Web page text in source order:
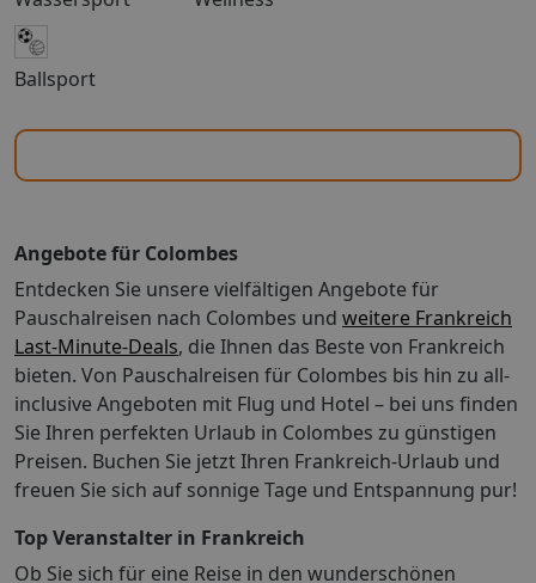
eine Klimaanlage garantiert. Gemütlich schlafen können
die Gäste auf einem Doppelbett. Kinderbetten für die
jüngsten Gäste sind ebenso vorhanden. Eine
Verschiedene Kommunikations- und
komfortable Ausstattung mit einem Internetzugang,
ein Haartrockner zur Verfügung. Das Apartmenthotel
bietet Nichtraucherzimmer. So wohnen Sie 1
Doppelbett, Klimaanlage: individuell regelbar, Heizung:
individuell regelbar, Mikrowelle, Internet: WLAN/WiFi:
gegen Gebühr, Fernseher, Badewanne oder Dusche,
FöhnAbweichende Zimmercodierungen zu
tagesaktuellen Preisen buchbar. Ihre Vorteile: Bitte
beachten Sie! Bei einer Paketreise mit internationalem
Flug ist das Zug zum Flug Ticket für Abflughäfen in
Deutschland (und dem EuroAirport Basel) kostenfrei
zubuchbar. Das Zug zum Flug Ticket gilt nicht bei:
Buchung einer reinen Flugleistung, Buchung einer
Hotelleistung ohne Flug, Buchung von Leistungen (z.B.
Ballsport
Angebote für Colombes
Entdecken Sie unsere vielfältigen Angebote für
Pauschalreisen nach Colombes und weitere Frankreich
Last-Minute-Deals, die Ihnen das Beste von Frankreich
bieten. Von Pauschalreisen für Colombes bis hin zu all-
inclusive Angeboten mit Flug und Hotel – bei uns finden
Sie Ihren perfekten Urlaub in Colombes zu günstigen
Preisen. Buchen Sie jetzt Ihren Frankreich-Urlaub und
freuen Sie sich auf sonnige Tage und Entspannung pur!
Top Veranstalter in Frankreich
Ob Sie sich für eine Reise in den wunderschönen